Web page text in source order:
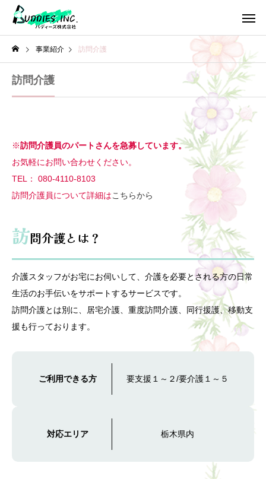
事業紹介 訪問介護
訪問介護
※訪問介護員のパートさんを急募しています。
お気軽にお問い合わせください。
TEL： 080-4110-8103
訪問介護員について詳細はこちらから
訪問介護とは？
介護スタッフがお宅にお伺いして、介護を必要とされる方の日常
生活のお手伝いをサポートするサービスです。
訪問介護とは別に、居宅介護、重度訪問介護、同行援護、移動支
援も行っております。
ご利用できる方 要支援１～２/要介護１～５
対応エリア 栃木県内